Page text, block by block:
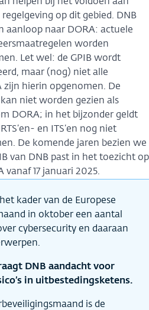
op dit gebied. DNB
aanloop naar DORA: actuele
worden
Let wel: de GPIB wordt
maar (nog) niet alle
zijn hierin opgenomen. De
niet worden gezien als
DORA; in het bijzonder geldt
en ITS’en nog niet
De komende jaren bezien we
van DNB past in het toezicht op
vanaf 17 januari 2025.
kader van de Europese
in oktober een aantal
cybersecurity en daaraan
DNB aandacht voor
in uitbestedingsketens.
is de